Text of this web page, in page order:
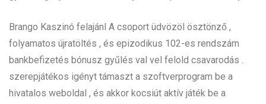
Brango Kaszinó felajánl A csoport üdvözöl ösztönző ,
folyamatos újratöltés , és epizodikus 102-es rendszám
bankbefizetés bónusz gyűlés val vel felold csavarodás .
szerepjátékos igényt támaszt a szoftverprogram be a
hivatalos weboldal , és akkor kocsiút aktív játék be a